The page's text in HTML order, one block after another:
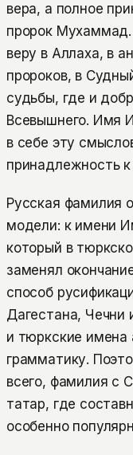
вера, а полное
пророк
веру в Аллаха, в
пророков, в
судьбы, где и
Всевышнего. Имя
в себе эту
принадлежность
Русская фамилия
модели: к имени
который в
заменял
способ
Дагестана, Чечни
и тюркские имена
грамматику.
всего, фамилия с
татар, где
особенно